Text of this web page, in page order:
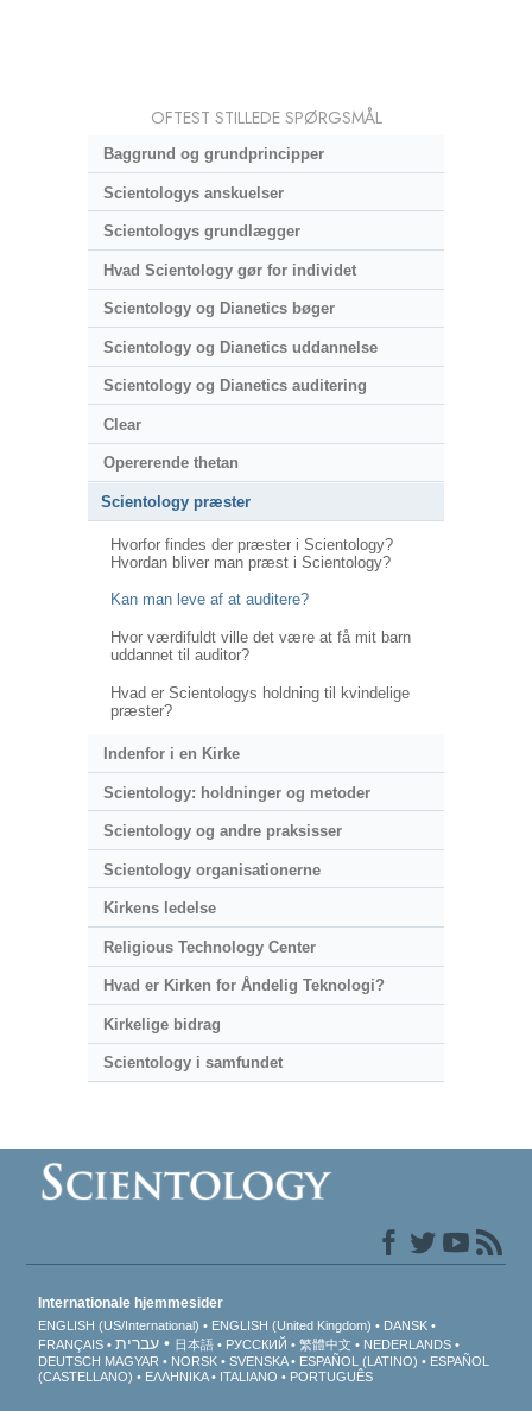
OFTEST STILLEDE SPØRGSMÅL
Baggrund og grundprincipper
Scientologys anskuelser
Scientologys grundlægger
Hvad Scientology gør for individet
Scientology og Dianetics bøger
Scientology og Dianetics uddannelse
Scientology og Dianetics auditering
Clear
Opererende thetan
Scientology præster
Hvorfor findes der præster i Scientology?
Hvordan bliver man præst i Scientology?
Kan man leve af at auditere?
Hvor værdifuldt ville det være at få mit barn
uddannet til auditor?
Hvad er Scientologys holdning til kvindelige
præster?
Indenfor i en Kirke
Scientology: holdninger og metoder
Scientology og andre praksisser
Scientology organisationerne
Kirkens ledelse
Religious Technology Center
Hvad er Kirken for Åndelig Teknologi?
Kirkelige bidrag
Scientology i samfundet
Internationale hjemmesider
ENGLISH (US/International) ENGLISH (United Kingdom)
DANSK
FRANÇAIS
עברית 日本語 РУССКИЙ 繁體中文
NEDERLANDS
DEUTSCH MAGYAR NORSK SVENSKA ESPAÑOL (LATINO)
ESPAÑOL
(CASTELLANO)
ΕΛΛΗΝΙΚA ITALIANO PORTUGUÊS